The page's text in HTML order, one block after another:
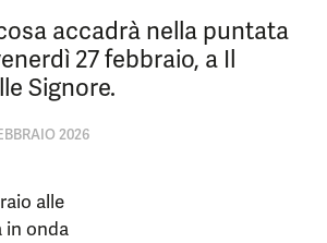
accadrà nella puntata
27 febbraio, a Il
Signore.
2026
alle
in onda